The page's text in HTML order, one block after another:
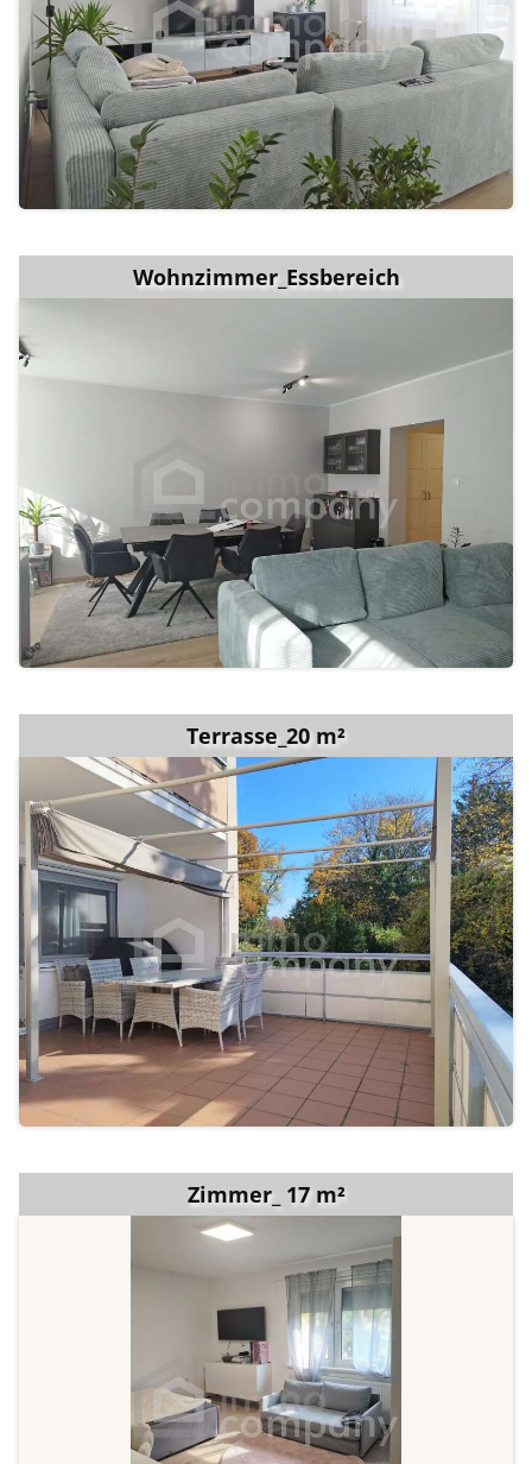
Wohnzimmer_Essbereich
Terrasse_20 m²
Zimmer_ 17 m²